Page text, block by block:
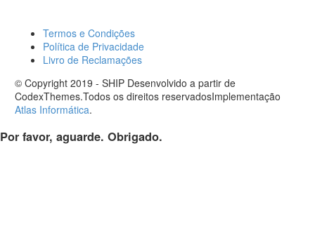
Termos e Condições
Política de Privacidade
Livro de Reclamações
© Copyright 2019 - SHIP Desenvolvido a partir de
CodexThemes.Todos os direitos reservadosImplementação
Atlas Informática.
Por favor, aguarde. Obrigado.